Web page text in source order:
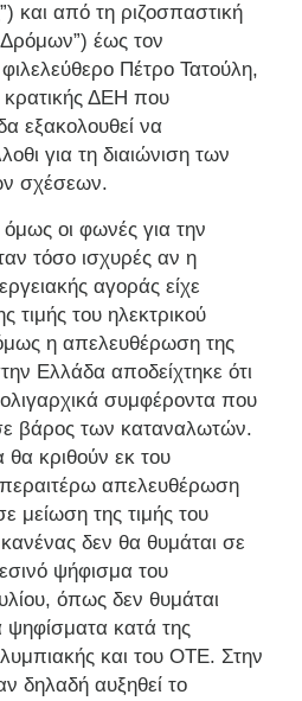
και από τη ριζοσπαστική
έως τον
Πέτρο Τατούλη,
κρατικής ΔΕΗ που
εξακολουθεί να
για τη διαιώνιση των
σχέσεων.
οι φωνές για την
τόσο ισχυρές αν η
αγοράς είχε
τιμής του ηλεκτρικού
η απελευθέρωση της
Ελλάδα αποδείχτηκε ότι
συμφέροντα που
βάρος των καταναλωτών.
κριθούν εκ του
απελευθέρωση
μείωση της τιμής του
δεν θα θυμάται σε
ψήφισμα του
όπως δεν θυμάται
ψηφίσματα κατά της
και του ΟΤΕ. Στην
δηλαδή αυξηθεί το